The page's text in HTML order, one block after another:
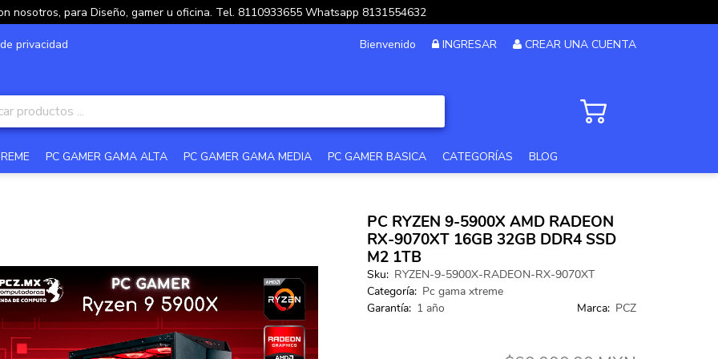
nosotros, para Diseño, gamer u oficina. Tel. 8110933655 Whatsapp 8131554632
privacidad Bienvenido INGRESAR CREAR UNA CUENTA
PC GAMER GAMA ALTA PC GAMER GAMA MEDIA PC GAMER BASICA CATEGORÍAS
PC GAMER 12MSI
PC DISEÑO Y EDICION
PC GAMER GAMA MEDIA
BLOG
PC RYZEN 9-5900X AMD RADEON
RX-9070XT 16GB 32GB DDR4 SSD
M2 1TB
Sku: RYZEN-9-5900X-RADEON-RX-9070XT
Categoría: Pc gama xtreme
Garantía: 1 año Marca: PCZ